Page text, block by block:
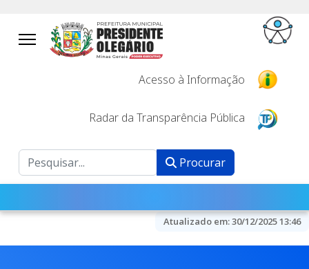
Acesso à Informação
Radar da Transparência Pública
Procurar Procurar
Atualizado em:30/12/2025 13:46